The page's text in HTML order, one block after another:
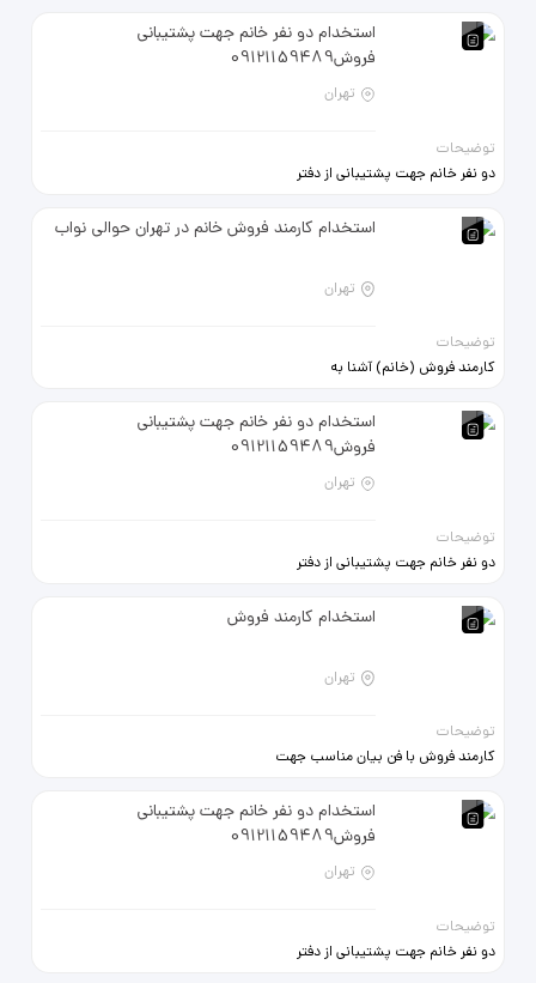
استخدام دو نفر خانم جهت پشتیبانی
فروش09121159489
تهران
توضیحات
دو نفر خانم جهت پشتیبانی از دفتر
کارخانه طلا سازی (صبحانه و ناهار
باکارخانه هستش ) محدوده خیابان
استخدام کارمند فروش خانم در تهران حوالی نواب
تهران
توضیحات
کارمند فروش (خانم) آشنا به
مجازی روابط عمومی بالا 66381248
09302002522
استخدام دو نفر خانم جهت پشتیبانی
فروش09121159489
تهران
توضیحات
دو نفر خانم جهت پشتیبانی از دفتر
کارخانه طلا سازی (صبحانه و ناهار
باکارخانه هستش ) محدوده خیابان
استخدام کارمند فروش
تهران
توضیحات
کارمند فروش با فن بیان مناسب جهت
09123116248-22578055
استخدام دو نفر خانم جهت پشتیبانی
فروش09121159489
تهران
توضیحات
دو نفر خانم جهت پشتیبانی از دفتر